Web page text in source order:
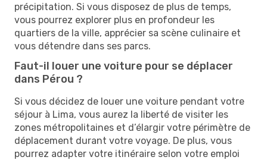
précipitation. Si vous disposez de plus de temps,
vous pourrez explorer plus en profondeur les
quartiers de la ville, apprécier sa scène culinaire et
vous détendre dans ses parcs.
Faut-il louer une voiture pour se déplacer
dans Pérou ?
Si vous décidez de louer une voiture pendant votre
séjour à Lima, vous aurez la liberté de visiter les
zones métropolitaines et d’élargir votre périmètre de
déplacement durant votre voyage. De plus, vous
pourrez adapter votre itinéraire selon votre emploi